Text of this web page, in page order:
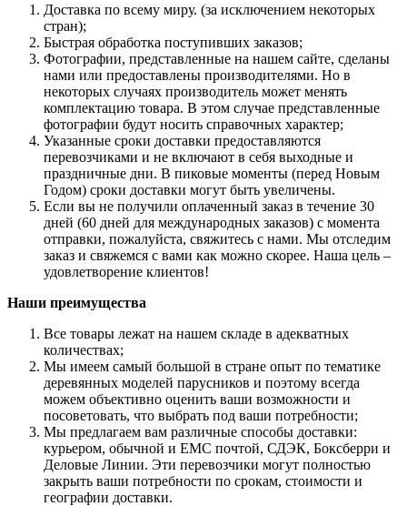
Доставка по всему миру. (за исключением некоторых
стран);
Быстрая обработка поступивших заказов;
Фотографии, представленные на нашем сайте, сделаны
нами или предоставлены производителями. Но в
некоторых случаях производитель может менять
комплектацию товара. В этом случае представленные
фотографии будут носить справочных характер;
Указанные сроки доставки предоставляются
перевозчиками и не включают в себя выходные и
праздничные дни. В пиковые моменты (перед Новым
Годом) сроки доставки могут быть увеличены.
Если вы не получили оплаченный заказ в течение 30
дней (60 дней для международных заказов) с момента
отправки, пожалуйста, свяжитесь с нами. Мы отследим
заказ и свяжемся с вами как можно скорее. Наша цель –
удовлетворение клиентов!
Наши преимущества
Все товары лежат на нашем складе в адекватных
количествах;
Мы имеем самый большой в стране опыт по тематике
деревянных моделей парусников и поэтому всегда
можем объективно оценить ваши возможности и
посоветовать, что выбрать под ваши потребности;
Мы предлагаем вам различные способы доставки:
курьером, обычной и ЕМС почтой, СДЭК, Боксберри и
Деловые Линии. Эти перевозчики могут полностью
закрыть ваши потребности по срокам, стоимости и
географии доставки.